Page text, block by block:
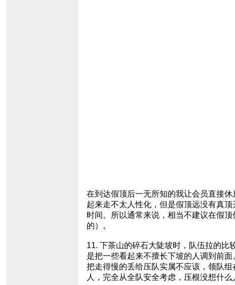
在到达假顶后一无所知的我让会员直接
起来走不太人性化，但是假顶远没有真
时间。所以通常来说，相当不建议在假
的）。
11. 下茶山的碎石大陡坡时，队伍拉的比
是把一些看起来不擅长下坡的人调到前
把走得慢的丢给压队实属不应该，领队
人，完全从全队安全考虑，压根没想什